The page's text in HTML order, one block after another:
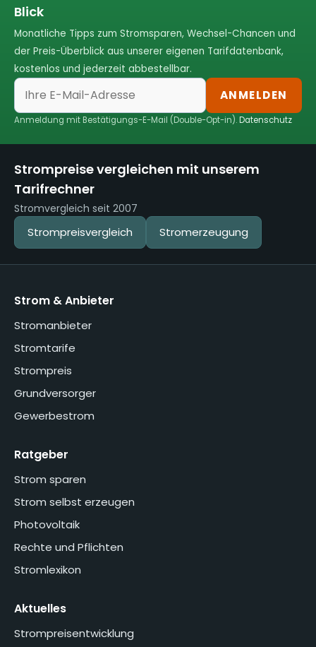
Blick
Monatliche Tipps zum Stromsparen, Wechsel-Chancen und
der Preis-Überblick aus unserer eigenen Tarifdatenbank,
kostenlos und jederzeit abbestellbar.
ANMELDEN
Anmeldung mit Bestätigungs-E-Mail (Double-Opt-in).Datenschutz
Strompreise vergleichen mit unserem
Tarifrechner
Stromvergleich seit 2007
Strompreisvergleich Stromerzeugung
Strom & Anbieter
Stromanbieter
Stromtarife
Strompreis
Grundversorger
Gewerbestrom
Ratgeber
Strom sparen
Strom selbst erzeugen
Photovoltaik
Rechte und Pflichten
Stromlexikon
Aktuelles
Strompreisentwicklung